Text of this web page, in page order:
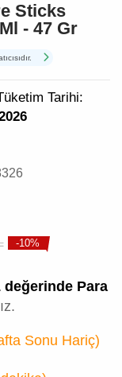
Sticks
- 47 Gr
Tarihi:
-10%
değerinde Para
Sonu Hariç)